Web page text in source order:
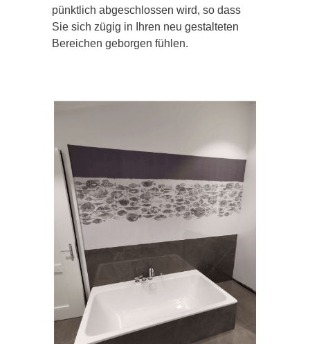
pünktlich abgeschlossen wird, so dass
Sie sich zügig in Ihren neu gestalteten
Bereichen geborgen fühlen.